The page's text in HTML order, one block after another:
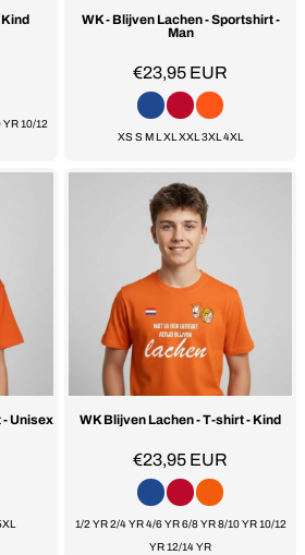
YR 10/12
WK - Blijven Lachen - Sportshirt -
Man
€23,95 EUR
XS S M L XL XXL 3XL 4XL
- Unisex WK Blijven Lachen - T-shirt - Kind
€23,95 EUR
1/2 YR 2/4 YR 4/6 YR 6/8 YR 8/10 YR 10/12
YR 12/14 YR